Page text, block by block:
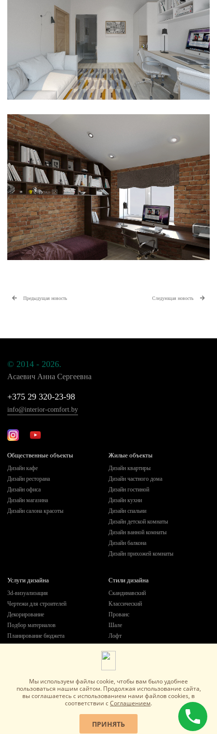
Предыдущая новость Следующая новость
© 2014 - 2026.
Асаевич Анна Сергеевна
+375 29 320-23-98
info@interior-comfort.by
Общественные объекты
Дизайн кафе
Дизайн ресторана
Дизайн офиса
Дизайн магазина
Дизайн салона красоты
Жилые объекты
Дизайн квартиры
Дизайн частного дома
Дизайн гостиной
Дизайн кухни
Дизайн спальни
Дизайн детской комнаты
Дизайн ванной комнаты
Дизайн балкона
Дизайн прихожей комнаты
Услуги дизайна
3d-визуализация
Чертежи для строителей
Декорирование
Подбор материалов
Планирование бюджета
Стили дизайна
Скандинавский
Классический
Прованс
Шале
Лофт
Современная классика
Данный сайт носит информационный характер и не является публичной офертой.
Политика обработки персональных данных Разработано в MoonWay Studio
Мы используем файлы cookie, чтобы вам было удобнее
пользоваться нашим сайтом. Продолжая использование сайта,
вы соглашаетесь c использованием нами файлов cookies, в
соответствии сСоглашением.
ПРИНЯТЬ